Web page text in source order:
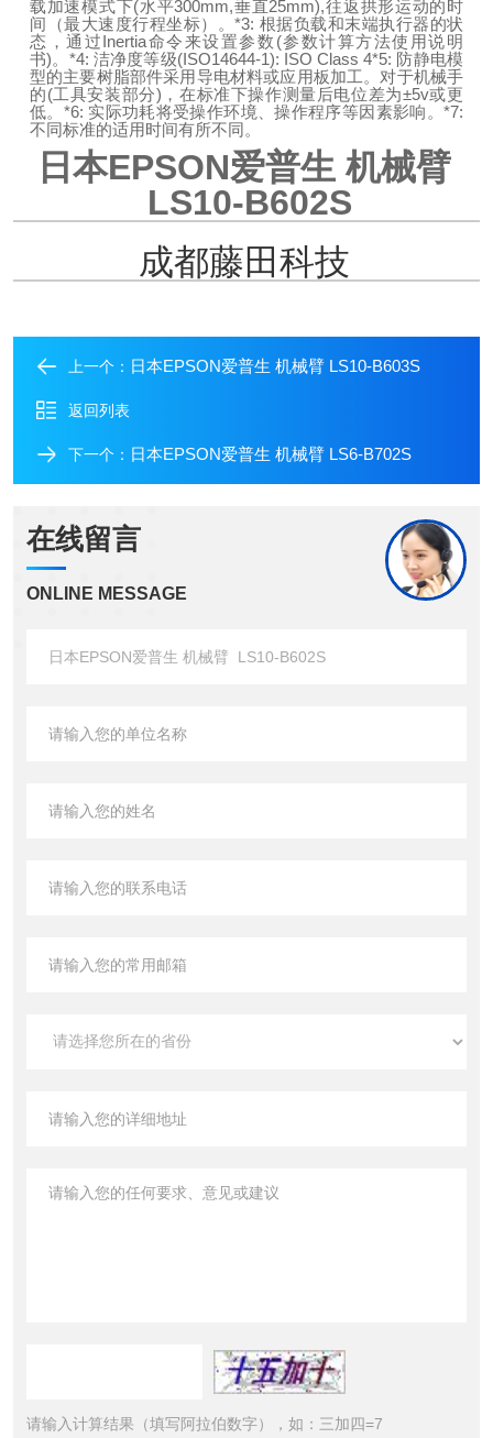
载加速模式下(水平300mm,垂直25mm),往返拱形运动的时
间（最大速度行程坐标）。 *3: 根据负载和末端执行器的状
态，通过Inertia命令来设置参数(参数计算方法使用说明
书)。 *4: 洁净度等级(ISO14644-1): ISO Class 4*5: 防静电模
型的主要树脂部件采用导电材料或应用板加工。对于机械手
的(工具安装部分)，在标准下操作测量后电位差为±5v或更
低。 *6: 实际功耗将受操作环境、操作程序等因素影响。 *7:
不同标准的适用时间有所不同。
日本EPSON爱普生 机械臂
LS10-B602S
成都藤田科技
上一个： 日本EPSON爱普生 机械臂 LS10-B603S
返回列表
下一个： 日本EPSON爱普生 机械臂 LS6-B702S
在线留言
ONLINE MESSAGE
请输入计算结果（填写阿拉伯数字），如：三加四=7